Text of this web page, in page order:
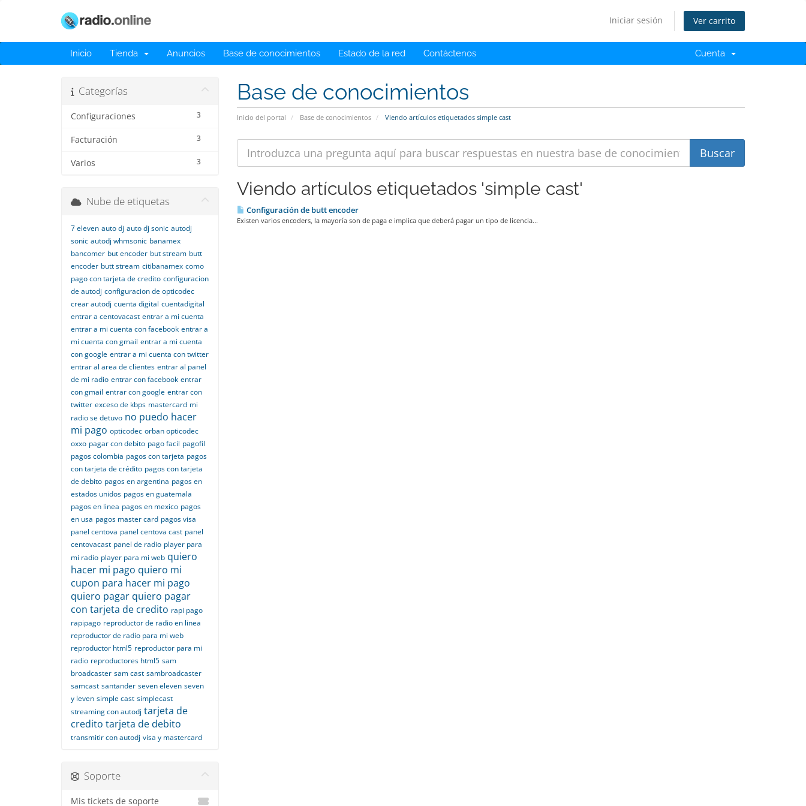
Iniciar sesión Ver carrito
Inicio Tienda Anuncios Base de conocimientos Estado de la red Contáctenos Cuenta
Base de conocimientos
Inicio del portal Base de conocimientos Viendo artículos etiquetados simple cast
Categorías
3
Configuraciones
3
Facturación
3
Varios
Viendo artículos etiquetados 'simple cast'
Configuración de butt encoder
Existen varios encoders, la mayoría son de paga e implica que deberá pagar un tipo de licencia...
Nube de etiquetas
7 eleven auto dj auto dj sonic autodj
sonic autodj whmsonic banamex
bancomer but encoder but stream butt
encoder butt stream citibanamex como
pago con tarjeta de credito configuracion
de autodj configuracion de opticodec
crear autodj cuenta digital cuentadigital
entrar a centovacast entrar a mi cuenta
entrar a mi cuenta con facebook entrar a
mi cuenta con gmail entrar a mi cuenta
con google entrar a mi cuenta con twitter
entrar al area de clientes entrar al panel
de mi radio entrar con facebook entrar
con gmail entrar con google entrar con
twitter exceso de kbps mastercard mi
radio se detuvo no puedo hacer
mi pago opticodec orban opticodec
oxxo pagar con debito pago facil pagofil
pagos colombia pagos con tarjeta pagos
con tarjeta de crédito pagos con tarjeta
de debito pagos en argentina pagos en
estados unidos pagos en guatemala
pagos en linea pagos en mexico pagos
en usa pagos master card pagos visa
panel centova panel centova cast panel
centovacast panel de radio player para
mi radio player para mi web quiero
hacer mi pago quiero mi
cupon para hacer mi pago
quiero pagar quiero pagar
con tarjeta de credito rapi pago
rapipago reproductor de radio en linea
reproductor de radio para mi web
reproductor html5 reproductor para mi
radio reproductores html5 sam
broadcaster sam cast sambroadcaster
samcast santander seven eleven seven
y leven simple cast simplecast
streaming con autodj tarjeta de
credito tarjeta de debito
transmitir con autodj visa y mastercard
Soporte
Mis tickets de soporte